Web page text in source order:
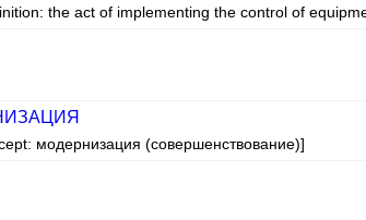
the act of implementing the control of
модернизация (совершенствование)]